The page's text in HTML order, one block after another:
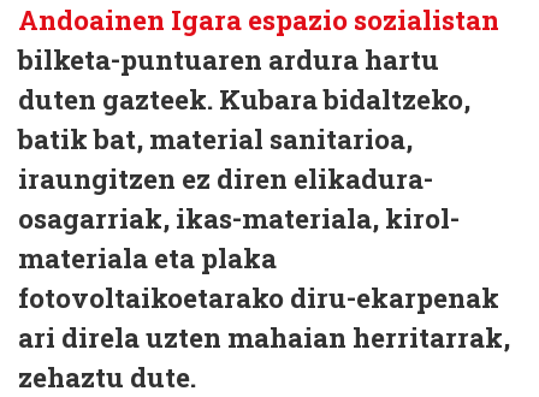
Andoainen Igara espazio sozialistan
bilketa-puntuaren ardura hartu
duten gazteek. Kubara bidaltzeko,
batik bat, material sanitarioa,
iraungitzen ez diren elikadura-
osagarriak, ikas-materiala, kirol-
materiala eta plaka
fotovoltaikoetarako diru-ekarpenak
ari direla uzten mahaian herritarrak,
zehaztu dute.